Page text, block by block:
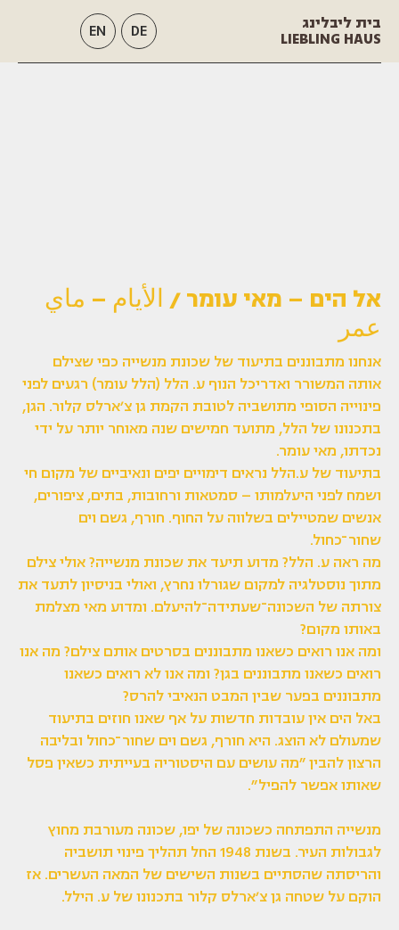
אל הים – מאי עומר / الأيام – ماي
عمر
אנחנו מתבוננים בתיעוד של שכונת מנשייה כפי שצילם
אותה המשורר ואדריכל הנוף ע. הלל (הלל עומר) רגעים לפני
פינוייה הסופי מתושביה לטובת הקמת גן צ׳ארלס קלור. הגן,
בתכנונו של הלל, מתועד חמישים שנה מאוחר יותר על ידי
נכדתו, מאי עומר.
בתיעוד של ע.הלל נראים דימויים יפים ונאיביים של מקום חי
ושמח לפני היעלמותו – סמטאות ורחובות, בתים, ציפורים,
אנשים שמטיילים בשלווה על החוף. חורף, גשם וים
שחור־כחול.
מה ראה ע. הלל? מדוע תיעד את שכונת מנשייה? אולי צילם
מתוך נוסטלגיה למקום שגורלו נחרץ, ואולי בניסיון לתעד את
צורתה של השכונה־שעתידה־להיעלם. ומדוע מאי מצלמת
באותו מקום?
ומה אנו רואים כשאנו מתבוננים בסרטים אותם צילם? מה אנו
רואים כשאנו מתבוננים בגן? ומה אנו לא רואים כשאנו
מתבוננים בפער שבין המבט הנאיבי להרס?
באל הים אין עובדות חדשות על אף שאנו חוזים בתיעוד
שמעולם לא הוצג. היא חורף, גשם וים שחור־כחול ובליבה
הרצון להבין ״מה עושים עם היסטוריה בעייתית כשאין פסל
שאותו אפשר להפיל״.
מנשייה התפתחה כשכונה של יפו, שכונה מעורבת מחוץ
לגבולות העיר. בשנת 1948 החל תהליך פינוי תושביה
והריסתה שהסתיים בשנות השישים של המאה העשרים. אז
הוקם על שטחה גן צ׳ארלס קלור בתכנונו של ע. הילל.
בית ליבלינג
LIEBLING HAUS
EN DE